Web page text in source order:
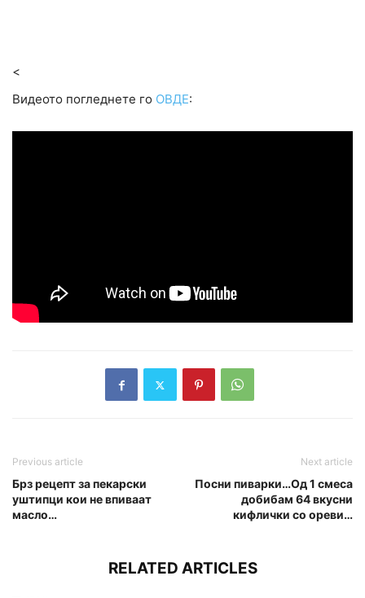
<
Видеото погледнете го ОВДЕ:
Previous article
Брз рецепт за пекарски
уштипци кои не впиваат
масло…
Next article
Посни пиварки…Од 1 смеса
добибам 64 вкусни
кифлички со ореви…
RELATED ARTICLES